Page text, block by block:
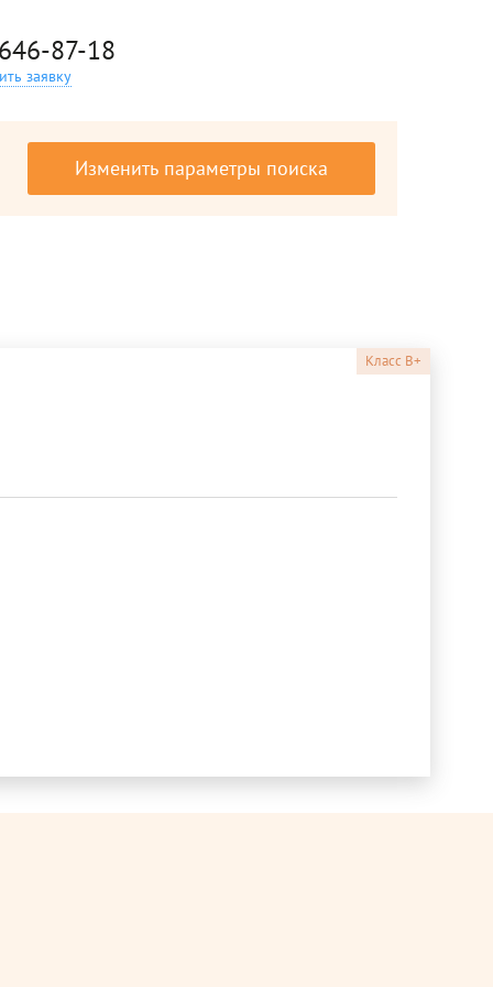
87-18
заявку
Изменить параметры поиска
Класс B+